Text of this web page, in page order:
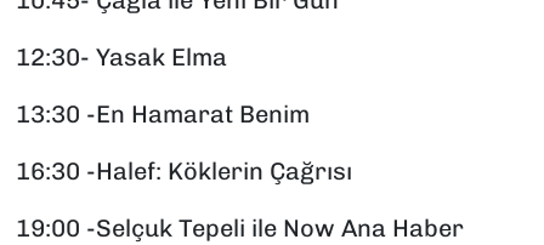
12:30- Yasak Elma
13:30 -En Hamarat Benim
16:30 -Halef: Köklerin Çağrısı
19:00 -Selçuk Tepeli ile Now Ana Haber